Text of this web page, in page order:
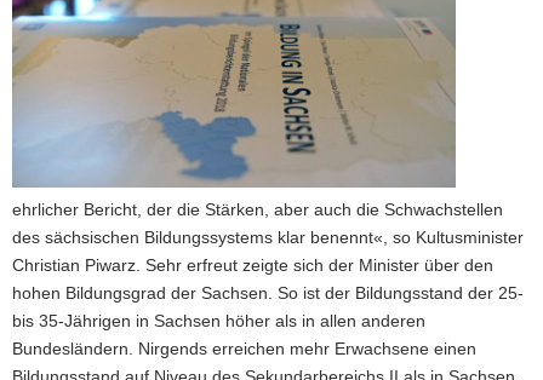
ehrlicher Bericht, der die Stärken, aber auch die Schwachstellen
des sächsischen Bildungssystems klar benennt«, so Kultusminister
Christian Piwarz. Sehr erfreut zeigte sich der Minister über den
hohen Bildungsgrad der Sachsen. So ist der Bildungsstand der 25-
bis 35-Jährigen in Sachsen höher als in allen anderen
Bundesländern. Nirgends erreichen mehr Erwachsene einen